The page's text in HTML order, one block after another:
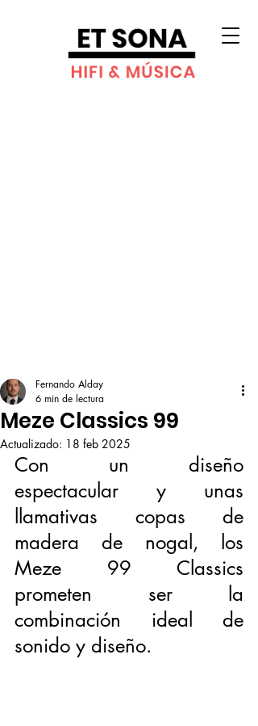
Meze Classics 99
Fernando Alday
6 min de lectura
Actualizado: 18 feb 2025
Con un diseño
espectacular y unas
llamativas copas de
madera de nogal, los
Meze 99 Classics
prometen ser la
combinación ideal de
sonido y diseño.